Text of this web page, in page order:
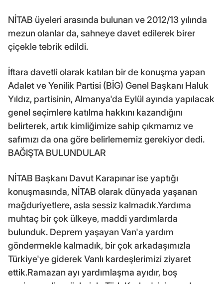
NİTAB üyeleri arasında bulunan ve 2012/13 yılında
mezun olanlar da, sahneye davet edilerek birer
çiçekle tebrik edildi.
İftara davetli olarak katılan bir de konuşma yapan
Adalet ve Yenilik Partisi (BİG) Genel Başkanı Haluk
Yıldız, partisinin, Almanya'da Eylül ayında yapılacak
genel seçimlere katılma hakkını kazandığını
belirterek, artık kimliğimize sahip çıkmamız ve
safımızı da ona göre belirlememiz gerekiyor dedi.
BAĞIŞTA BULUNDULAR
NİTAB Başkanı Davut Karapınar ise yaptığı
konuşmasında, NİTAB olarak dünyada yaşanan
mağduriyetlere, asla sessiz kalmadık.Yardıma
muhtaç bir çok ülkeye, maddi yardımlarda
bulunduk. Deprem yaşayan Van'a yardım
göndermekle kalmadık, bir çok arkadaşımızla
Türkiye'ye giderek Vanlı kardeşlerimizi ziyaret
ettik.Ramazan ayı yardımlaşma ayıdır, boş